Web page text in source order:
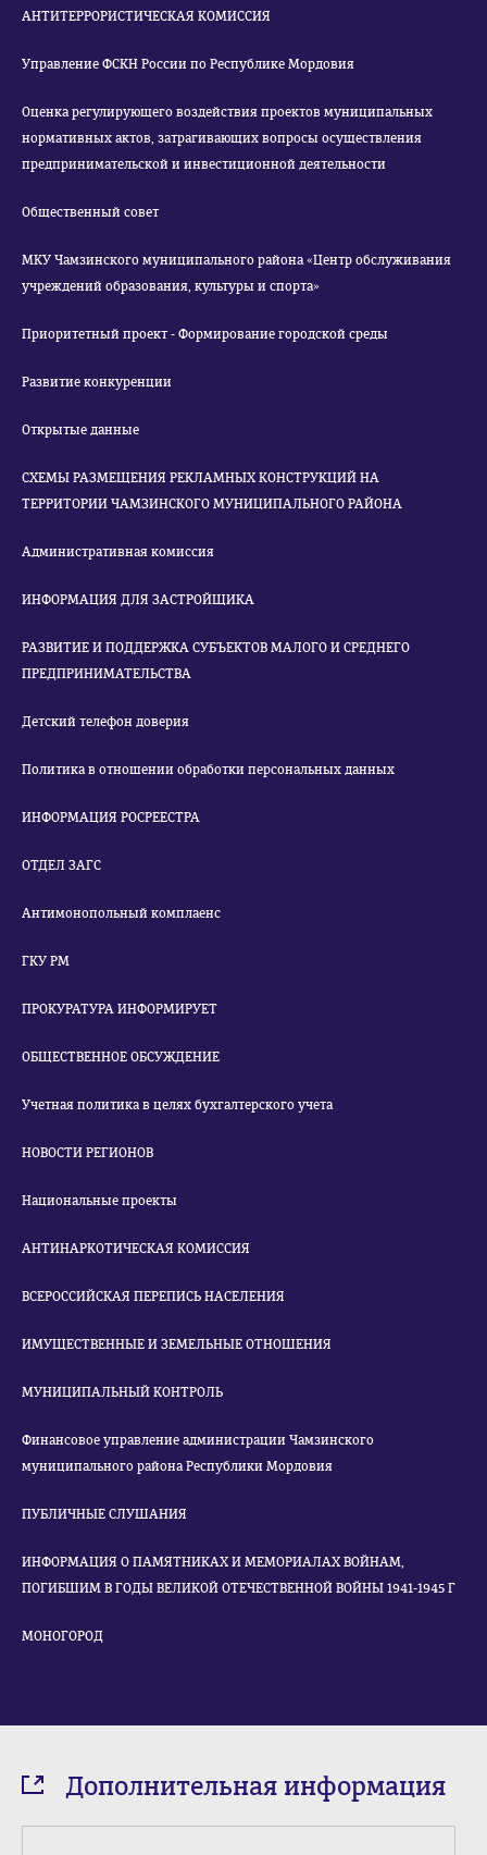
АНТИТЕРРОРИСТИЧЕСКАЯ КОМИССИЯ
Управление ФСКН России по Республике Мордовия
Оценка регулирующего воздействия проектов муниципальных
нормативных актов, затрагивающих вопросы осуществления
предпринимательской и инвестиционной деятельности
Общественный совет
МКУ Чамзинского муниципального района «Центр обслуживания
учреждений образования, культуры и спорта»
Приоритетный проект - Формирование городской среды
Развитие конкуренции
Открытые данные
СХЕМЫ РАЗМЕЩЕНИЯ РЕКЛАМНЫХ КОНСТРУКЦИЙ НА
ТЕРРИТОРИИ ЧАМЗИНСКОГО МУНИЦИПАЛЬНОГО РАЙОНА
Административная комиссия
ИНФОРМАЦИЯ ДЛЯ ЗАСТРОЙЩИКА
РАЗВИТИЕ И ПОДДЕРЖКА СУБЪЕКТОВ МАЛОГО И СРЕДНЕГО
ПРЕДПРИНИМАТЕЛЬСТВА
Детский телефон доверия
Политика в отношении обработки персональных данных
ИНФОРМАЦИЯ РОСРЕЕСТРА
ОТДЕЛ ЗАГС
Антимонопольный комплаенс
ГКУ РМ
ПРОКУРАТУРА ИНФОРМИРУЕТ
ОБЩЕСТВЕННОЕ ОБСУЖДЕНИЕ
Учетная политика в целях бухгалтерского учета
НОВОСТИ РЕГИОНОВ
Национальные проекты
АНТИНАРКОТИЧЕСКАЯ КОМИССИЯ
ВСЕРОССИЙСКАЯ ПЕРЕПИСЬ НАСЕЛЕНИЯ
ИМУЩЕСТВЕННЫЕ И ЗЕМЕЛЬНЫЕ ОТНОШЕНИЯ
МУНИЦИПАЛЬНЫЙ КОНТРОЛЬ
Финансовое управление администрации Чамзинского
муниципального района Республики Мордовия
ПУБЛИЧНЫЕ СЛУШАНИЯ
ИНФОРМАЦИЯ О ПАМЯТНИКАХ И МЕМОРИАЛАХ ВОЙНАМ,
ПОГИБШИМ В ГОДЫ ВЕЛИКОЙ ОТЕЧЕСТВЕННОЙ ВОЙНЫ 1941-1945 Г
МОНОГОРОД
Дополнительная информация